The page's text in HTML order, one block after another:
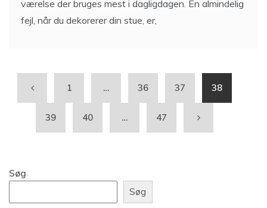
værelse der bruges mest i dagligdagen. En almindelig
fejl, når du dekorerer din stue, er,
1 … 36 37 38
39 40 … 47
Søg
Søg